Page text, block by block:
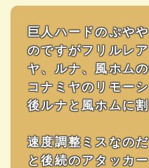
巨人ハードのぷや
のですがフリルレ
ヤ、ルナ、風ホム
コナミヤのリモー
後ルナと風ホムに
速度調整ミスなの
と後続のアタッカ